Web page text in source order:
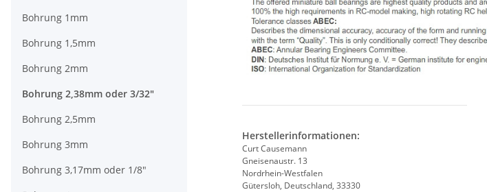
Herstellerinformationen:
Curt Causemann
Gneisenaustr. 13
Nordrhein-Westfalen
Gütersloh, Deutschland, 33330
Bohrung 1mm
Bohrung 1,5mm
Bohrung 2mm
Bohrung 2,38mm oder 3/32"
Bohrung 2,5mm
Bohrung 3mm
Bohrung 3,17mm oder 1/8"